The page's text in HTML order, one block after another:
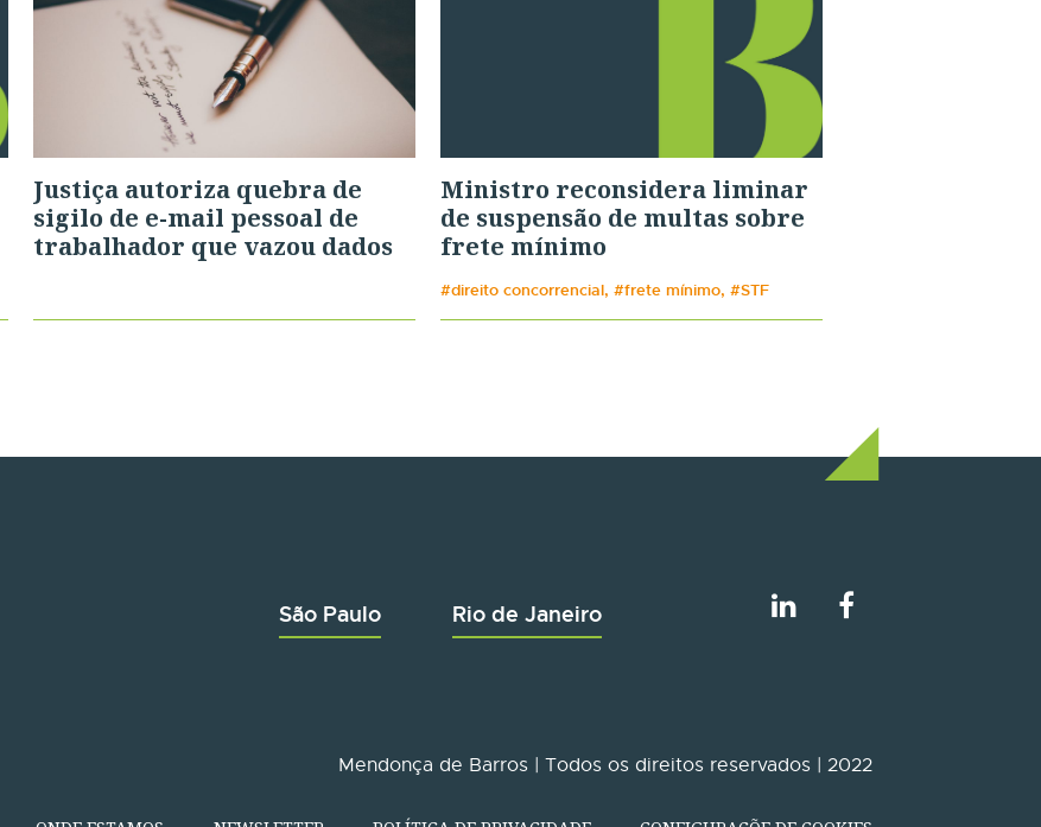
Justiça autoriza quebra de
sigilo de e-mail pessoal de
trabalhador que vazou dados
Ministro reconsidera liminar
de suspensão de multas sobre
frete mínimo
#direito concorrencial, #frete mínimo, #STF
São Paulo Rio de Janeiro
Mendonça de Barros | Todos os direitos reservados | 2022